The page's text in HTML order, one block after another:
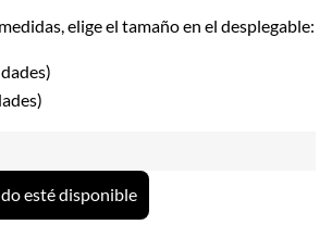
elige el tamaño en el desplegable:
esté disponible